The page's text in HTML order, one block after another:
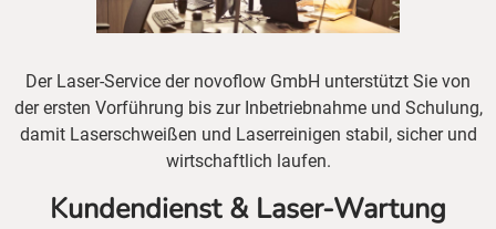
Der Laser-Service der novoflow GmbH unterstützt Sie von
der ersten Vorführung bis zur Inbetriebnahme und Schulung,
damit Laserschweißen und Laserreinigen stabil, sicher und
wirtschaftlich laufen.
Kundendienst & Laser-Wartung